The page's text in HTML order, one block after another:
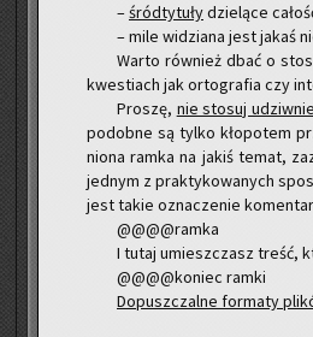
–śród­ty­tu­łydzie­lą­ce
– mile wi­dzia­na jest jakaś
Warto rów­nież dbać o
kwe­stiach jak or­to­gra­fia czy
Pro­szę, nie sto­suj
po­dob­ne są tylko kło­po­tem
nio­na ramka na jakiś temat,
jed­nym z prak­ty­ko­wa­nych
jest takie ozna­cze­nie
@@@@ram­ka
I tutaj umiesz­czasz treść,
@@@@ko­niec ramki
Do­pusz­czal­ne for­ma­ty